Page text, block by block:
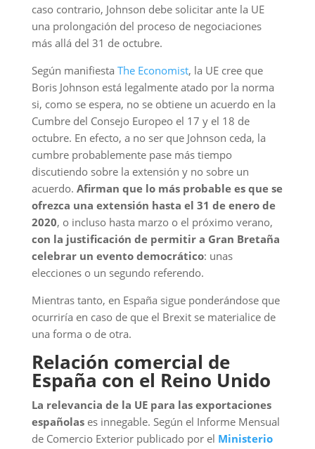
caso contrario, Johnson debe solicitar ante la UE
una prolongación del proceso de negociaciones
más allá del 31 de octubre.
Según manifiesta The Economist, la UE cree que
Boris Johnson está legalmente atado por la norma
si, como se espera, no se obtiene un acuerdo en la
Cumbre del Consejo Europeo el 17 y el 18 de
octubre. En efecto, a no ser que Johnson ceda, la
cumbre probablemente pase más tiempo
discutiendo sobre la extensión y no sobre un
acuerdo. Afirman que lo más probable es que se
ofrezca una extensión hasta el 31 de enero de
2020, o incluso hasta marzo o el próximo verano,
con la justificación de permitir a Gran Bretaña
celebrar un evento democrático: unas
elecciones o un segundo referendo.
Mientras tanto, en España sigue ponderándose que
ocurriría en caso de que el Brexit se materialice de
una forma o de otra.
Relación comercial de
España con el Reino Unido
La relevancia de la UE para las exportaciones
españolases innegable. Según el Informe Mensual
de Comercio Exterior publicado por el Ministerio